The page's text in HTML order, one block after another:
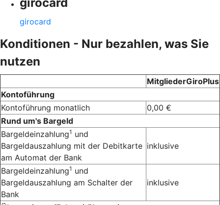
girocard
Konditionen - Nur bezahlen, was Sie
nutzen
MitgliederGiroPlus
Kontoführung
Kontoführung monatlich
0,00 €
Rund um's Bargeld
Bargeldeinzahlung1 und
Bargeldauszahlung mit der Debitkarte
am Automat der Bank
inklusive
Bargeldeinzahlung1 und
Bargeldauszahlung am Schalter der
Bank
inklusive